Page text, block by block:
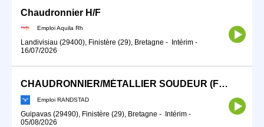
Chaudronnier H/F
Emploi Aquila Rh
Landivisiau (29400), Finistère (29), Bretagne - Intérim -
16/07/2026
CHAUDRONNIER/MÉTALLIER SOUDEUR (F/H)
Emploi RANDSTAD
Guipavas (29490), Finistère (29), Bretagne - Intérim -
05/08/2026